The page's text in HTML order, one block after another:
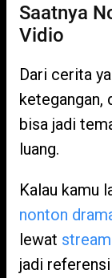
Saatnya
Vidio
Dari cerita
ketegangan,
bisa jadi
luang.
Kalau kamu
nonton
lewat
jadi